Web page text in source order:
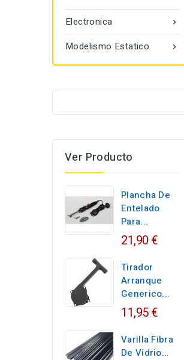

Electronica

Modelismo Estatico
Ver Producto
Plancha De
Entelado
Para...
21,90 €
Tirador
Arranque
Generico...
11,95 €
Varilla Fibra
De Vidrio...